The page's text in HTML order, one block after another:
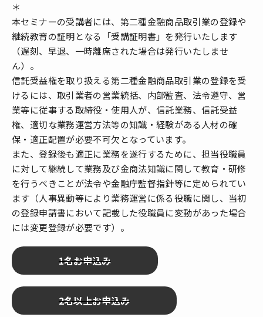
＊
本セミナーの受講者には、第二種金融商品取引業の登録や
継続教育の証明となる「受講証明書」を発行いたします
（遅刻、早退、一時離席された場合は発行いたしませ
ん）。
信託受益権を取り扱える第二種金融商品取引業の登録を受
けるには、取引業者の営業統括、内部監査、法令遵守、営
業等に従事する取締役・使用人が、信託業務、信託受益
権、適切な業務運営方法等の知識・経験がある人材の確
保・適正配置が必要不可欠となっています。
また、登録後も適正に業務を遂行するために、担当役職員
に対して継続して業務及び金商法知識に関して教育・研修
を行うべきことが法令や金融庁監督指針等に定められてい
ます（人事異動等により業務運営に係る役職に関し、当初
の登録申請書において記載した役職員に変動があった場合
には変更登録が必要です）。